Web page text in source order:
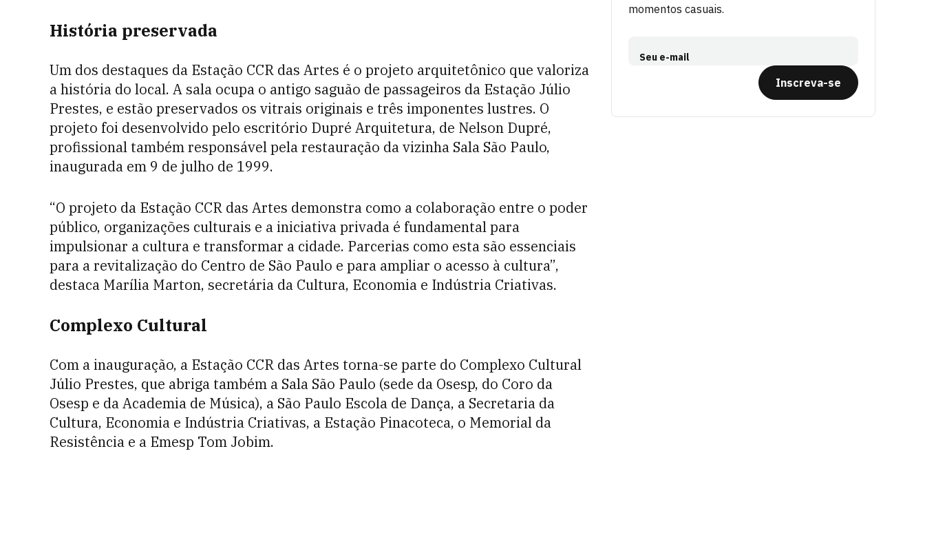
História preservada
Um dos destaques da Estação CCR das Artes é o projeto arquitetônico que valoriza
a história do local. A sala ocupa o antigo saguão de passageiros da Estação Júlio
Prestes, e estão preservados os vitrais originais e três imponentes lustres. O
projeto foi desenvolvido pelo escritório Dupré Arquitetura, de Nelson Dupré,
profissional também responsável pela restauração da vizinha Sala São Paulo,
inaugurada em 9 de julho de 1999.
“O projeto da Estação CCR das Artes demonstra como a colaboração entre o poder
público, organizações culturais e a iniciativa privada é fundamental para
impulsionar a cultura e transformar a cidade. Parcerias como esta são essenciais
para a revitalização do Centro de São Paulo e para ampliar o acesso à cultura”,
destaca Marília Marton, secretária da Cultura, Economia e Indústria Criativas.
Complexo Cultural
Com a inauguração, a Estação CCR das Artes torna-se parte do Complexo Cultural
Júlio Prestes, que abriga também a Sala São Paulo (sede da Osesp, do Coro da
Osesp e da Academia de Música), a São Paulo Escola de Dança, a Secretaria da
Cultura, Economia e Indústria Criativas, a Estação Pinacoteca, o Memorial da
Resistência e a Emesp Tom Jobim.
momentos casuais.
Seu e-mail
Inscreva-se